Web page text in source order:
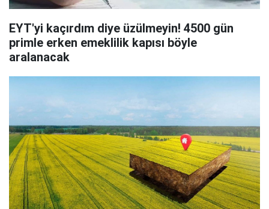
EYT'yi kaçırdım diye üzülmeyin! 4500 gün
primle erken emeklilik kapısı böyle
aralanacak